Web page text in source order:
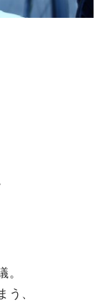
。
う、